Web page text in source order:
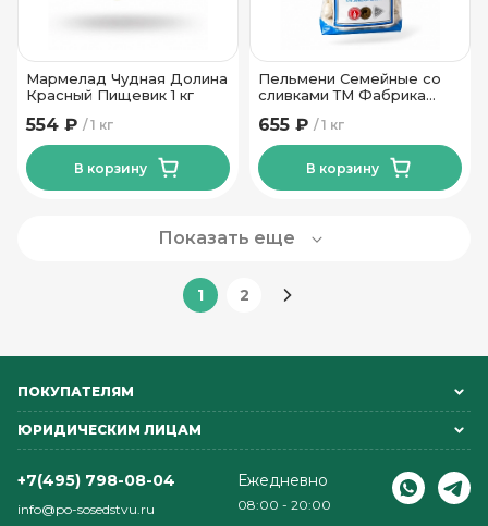
Мармелад Чудная Долина
Красный Пищевик 1 кг
1 кг
554 ₽
В корзину
Пельмени Семейные со
сливками ТМ Фабрика
1 кг
655 ₽
В корзину
Показать еще
1 2
ПОКУПАТЕЛЯМ
ЮРИДИЧЕСКИМ ЛИЦАМ
+7(495) 798-08-04
info@po-sosedstvu.ru
Ежедневно
08:00 - 20:00